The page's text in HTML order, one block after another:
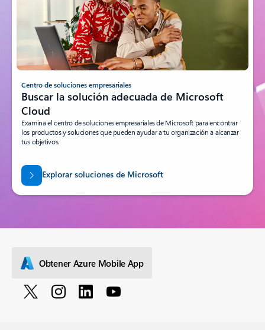
Centro de soluciones empresariales
Buscar la solución adecuada de Microsoft
Cloud
Examina el centro de soluciones empresariales de Microsoft para encontrar
los productos y soluciones que pueden ayudar a tu organización a alcanzar
tus objetivos.
Explorar soluciones de Microsoft
Obtener Azure Mobile App